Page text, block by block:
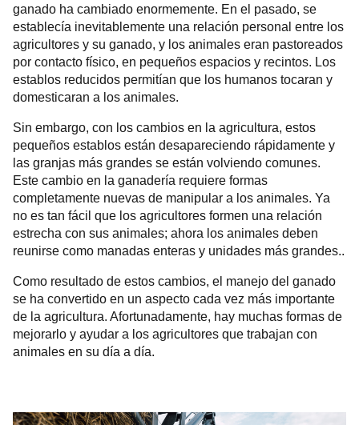
ganado ha cambiado enormemente. En el pasado, se
establecía inevitablemente una relación personal entre los
agricultores y su ganado, y los animales eran pastoreados
por contacto físico, en pequeños espacios y recintos. Los
establos reducidos permitían que los humanos tocaran y
domesticaran a los animales.
Sin embargo, con los cambios en la agricultura, estos
pequeños establos están desapareciendo rápidamente y
las granjas más grandes se están volviendo comunes.
Este cambio en la ganadería requiere formas
completamente nuevas de manipular a los animales. Ya
no es tan fácil que los agricultores formen una relación
estrecha con sus animales; ahora los animales deben
reunirse como manadas enteras y unidades más grandes..
Como resultado de estos cambios, el manejo del ganado
se ha convertido en un aspecto cada vez más importante
de la agricultura. Afortunadamente, hay muchas formas de
mejorarlo y ayudar a los agricultores que trabajan con
animales en su día a día.